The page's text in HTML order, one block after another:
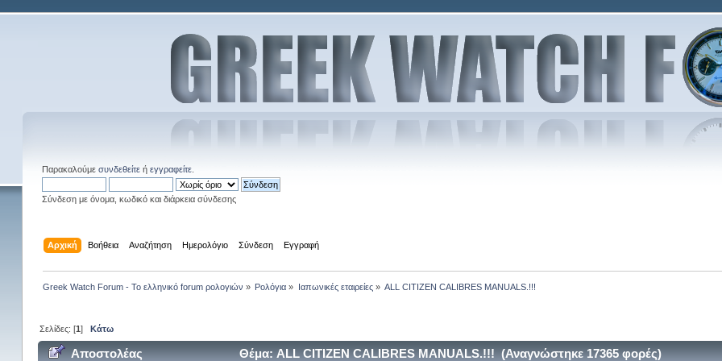
Παρακαλούμε συνδεθείτεή εγγραφείτε.
Σύνδεση με όνομα, κωδικό και διάρκεια σύνδεσης
Αρχική Βοήθεια Αναζήτηση Ημερολόγιο Σύνδεση Εγγραφή
Greek Watch Forum - Το ελληνικό forum ρολογιών » Ρολόγια » Ιαπωνικές εταιρείες» ALL CITIZEN CALIBRES MANUALS.!!!
Σελίδες: [1]Κάτω
Αποστολέας Θέμα: ALL CITIZEN CALIBRES MANUALS.!!! (Αναγνώστηκε 17365 φορές)